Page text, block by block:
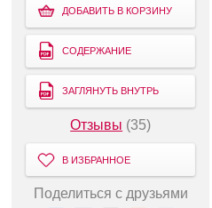
ДОБАВИТЬ В КОРЗИНУ
СОДЕРЖАНИЕ
ЗАГЛЯНУТЬ ВНУТРЬ
Отзывы (35)
В ИЗБРАННОЕ
Поделиться с друзьями